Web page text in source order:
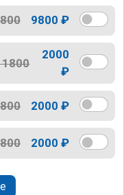
9800 ₽
2000
₽
2000 ₽
2000 ₽